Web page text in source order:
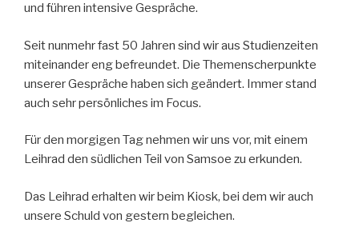
und führen intensive Gespräche.
Seit nunmehr fast 50 Jahren sind wir aus Studienzeiten
miteinander eng befreundet. Die Themenscherpunkte
unserer Gespräche haben sich geändert. Immer stand
auch sehr persönliches im Focus.
Für den morgigen Tag nehmen wir uns vor, mit einem
Leihrad den südlichen Teil von Samsoe zu erkunden.
Das Leihrad erhalten wir beim Kiosk, bei dem wir auch
unsere Schuld von gestern begleichen.